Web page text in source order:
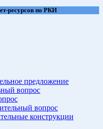
ресурсов по РКИ
предложение
вопрос
вопрос
конструкции